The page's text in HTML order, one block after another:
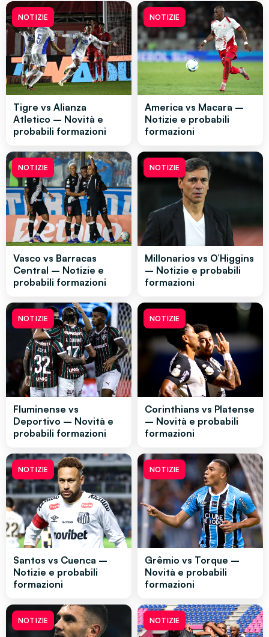
NOTIZIE
Tigre vs Alianza
Atletico – Novità e
probabili formazioni
NOTIZIE
America vs Macara –
Notizie e probabili
formazioni
NOTIZIE
Vasco vs Barracas
Central – Notizie e
probabili formazioni
NOTIZIE
Millonarios vs O’Higgins
– Notizie e probabili
formazioni
NOTIZIE
Fluminense vs
Deportivo – Novità e
probabili formazioni
NOTIZIE
Corinthians vs Platense
– Novità e probabili
formazioni
NOTIZIE
Santos vs Cuenca –
Notizie e probabili
formazioni
NOTIZIE
Grêmio vs Torque –
Novità e probabili
formazioni
NOTIZIE NOTIZIE